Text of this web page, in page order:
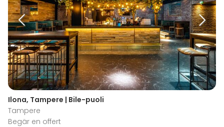
Ilona, Tampere | Bile-puoli
Tampere
Begär en offert